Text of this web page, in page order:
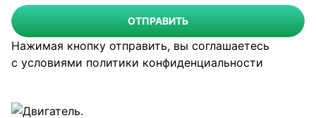
ОТПРАВИТЬ
Нажимая кнопку отправить, вы соглашаетесь
с условиями политики конфиденциальности